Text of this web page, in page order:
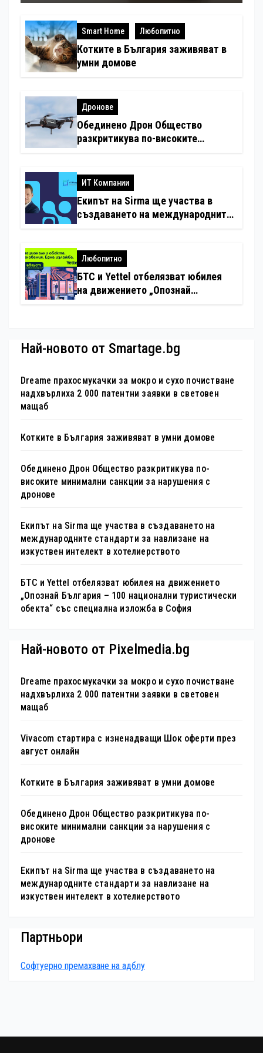
Smart Home Любопитно
Котките в България заживяват в
умни домове
Дронове
Обединено Дрон Общество
разкритикува по-високите
ИТ Компании
Екипът на Sirma ще участва в
създаването на международните
хотелиерството
Любопитно
БТС и Yettel отбелязват юбилея
на движението „Опознай
Най-новото от Smartage.bg
Dreame прахосмукачки за мокро и сухо почистване
надхвърлиха 2 000 патентни заявки в световен
мащаб
Котките в България заживяват в умни домове
Обединено Дрон Общество разкритикува по-
високите минимални санкции за нарушения с
дронове
Екипът на Sirma ще участва в създаването на
международните стандарти за навлизане на
изкуствен интелект в хотелиерството
БТС и Yettel отбелязват юбилея на движението
„Опознай България – 100 национални туристически
обекта“ със специална изложба в София
Най-новото от Pixelmedia.bg
Dreame прахосмукачки за мокро и сухо почистване
надхвърлиха 2 000 патентни заявки в световен
мащаб
Vivacom стартира с изненадващи Шок оферти през
август онлайн
Котките в България заживяват в умни домове
Обединено Дрон Общество разкритикува по-
високите минимални санкции за нарушения с
дронове
Екипът на Sirma ще участва в създаването на
международните стандарти за навлизане на
изкуствен интелект в хотелиерството
Партньори
Софтуерно премахване на адблу